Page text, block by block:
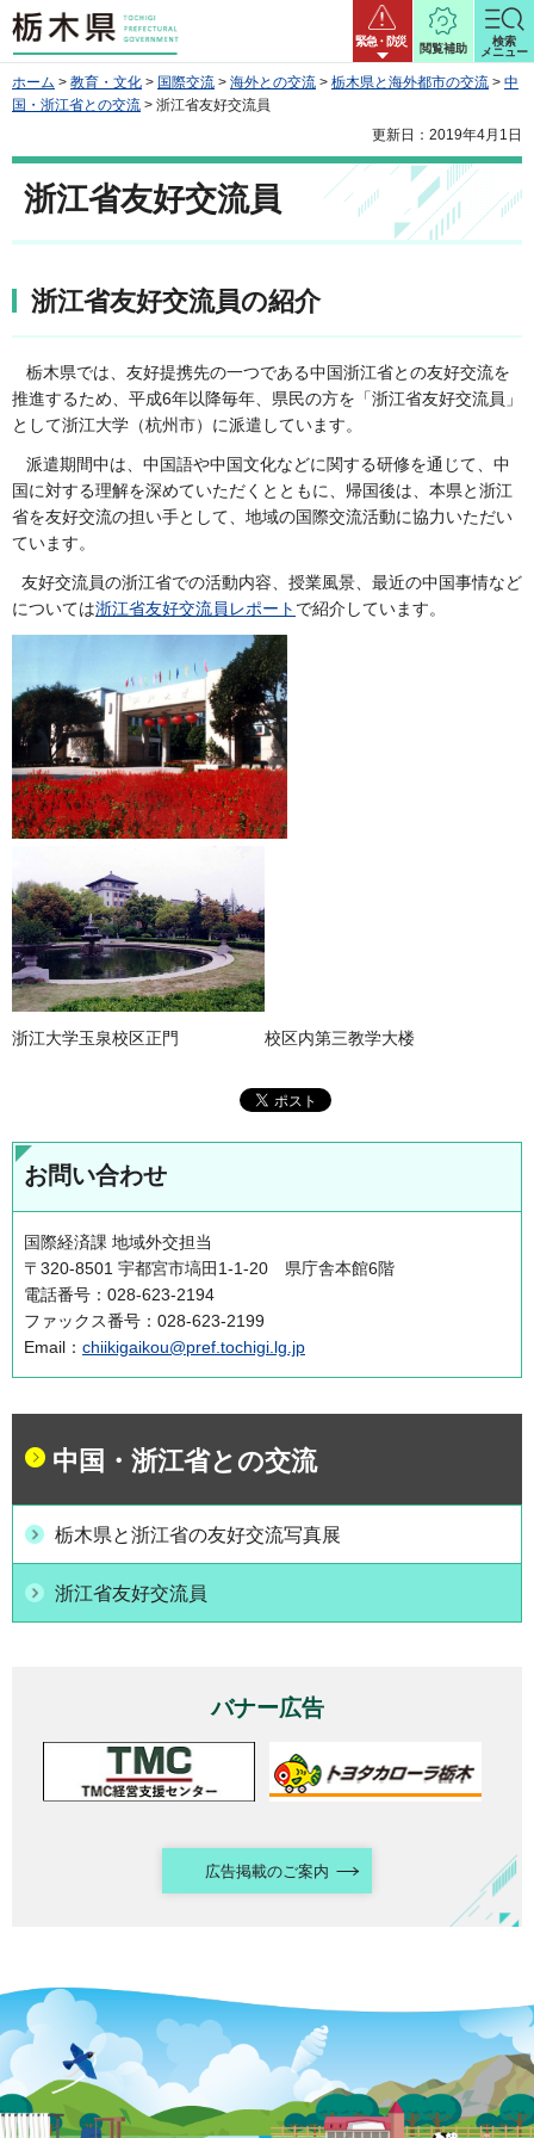
栃木県 緊急・防災
閲覧補助
検索
メニュー
ホーム > 教育・文化 > 国際交流 > 海外との交流 > 栃木県と海外都市の交流 > 中
国・浙江省との交流 > 浙江省友好交流員
更新日：2019年4月1日
浙江省友好交流員
浙江省友好交流員の紹介
栃木県では、友好提携先の一つである中国浙江省との友好交流を
推進するため、平成6年以降毎年、県民の方を「浙江省友好交流員」
として浙江大学（杭州市）に派遣しています。
派遣期間中は、中国語や中国文化などに関する研修を通じて、中
国に対する理解を深めていただくとともに、帰国後は、本県と浙江
省を友好交流の担い手として、地域の国際交流活動に協力いただい
ています。
友好交流員の浙江省での活動内容、授業風景、最近の中国事情など
については浙江省友好交流員レポート で紹介しています。
浙江大学玉泉校区正門 校区内第三教学大楼
お問い合わせ
国際経済課 地域外交担当
〒320-8501 宇都宮市塙田1-1-20 県庁舎本館6階
電話番号：028-623-2194
ファックス番号：028-623-2199
Email： chiikigaikou@pref.tochigi.lg.jp
中国・浙江省との交流
栃木県と浙江省の友好交流写真展
浙江省友好交流員
バナー広告
広告掲載のご案内